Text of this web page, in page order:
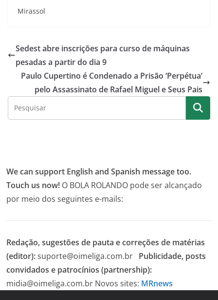
Mirassol
Sedest abre inscrições para curso de máquinas
pesadas a partir do dia 9
Paulo Cupertino é Condenado a Prisão ‘Perpétua’
pelo Assassinato de Rafael Miguel e Seus Pais
We can support English and Spanish message too.
Touch us now! O BOLA ROLANDO pode ser alcançado
por meio dos seguintes e-mails:
Redação, sugestões de pauta e correções de matérias
(editor): suporte@oimeliga.com.br Publicidade, posts
convidados e patrocínios (partnership):
midia@oimeliga.com.br Novos sites: MRnews